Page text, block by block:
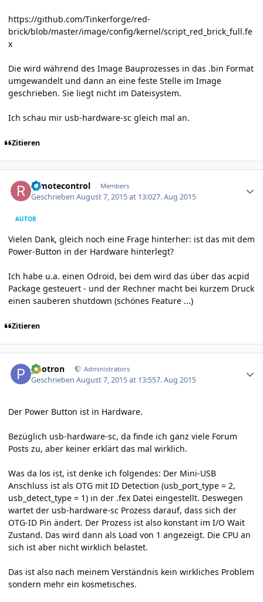
https://github.com/Tinkerforge/red-
brick/blob/master/image/config/kernel/script_red_brick_full.fe
x
Die wird während des Image Bauprozesses in das .bin Format
umgewandelt und dann an eine feste Stelle im Image
geschrieben. Sie liegt nicht im Dateisystem.
Ich schau mir usb-hardware-sc gleich mal an.
Zitieren
remotecontrol Members
GeschriebenAugust 7, 2015 at 13:027. Aug 2015
AUTOR
Vielen Dank, gleich noch eine Frage hinterher: ist das mit dem
Power-Button in der Hardware hinterlegt?
Ich habe u.a. einen Odroid, bei dem wird das über das acpid
Package gesteuert - und der Rechner macht bei kurzem Druck
einen sauberen shutdown (schönes Feature ...)
Zitieren
photron Administrators
GeschriebenAugust 7, 2015 at 13:557. Aug 2015
Der Power Button ist in Hardware.
Bezüglich usb-hardware-sc, da finde ich ganz viele Forum
Posts zu, aber keiner erklärt das mal wirklich.
Was da los ist, ist denke ich folgendes: Der Mini-USB
Anschluss ist als OTG mit ID Detection (usb_port_type = 2,
usb_detect_type = 1) in der .fex Datei eingestellt. Deswegen
wartet der usb-hardware-sc Prozess darauf, dass sich der
OTG-ID Pin ändert. Der Prozess ist also konstant im I/O Wait
Zustand. Das wird dann als Load von 1 angezeigt. Die CPU an
sich ist aber nicht wirklich belastet.
Das ist also nach meinem Verständnis kein wirkliches Problem
sondern mehr ein kosmetisches.